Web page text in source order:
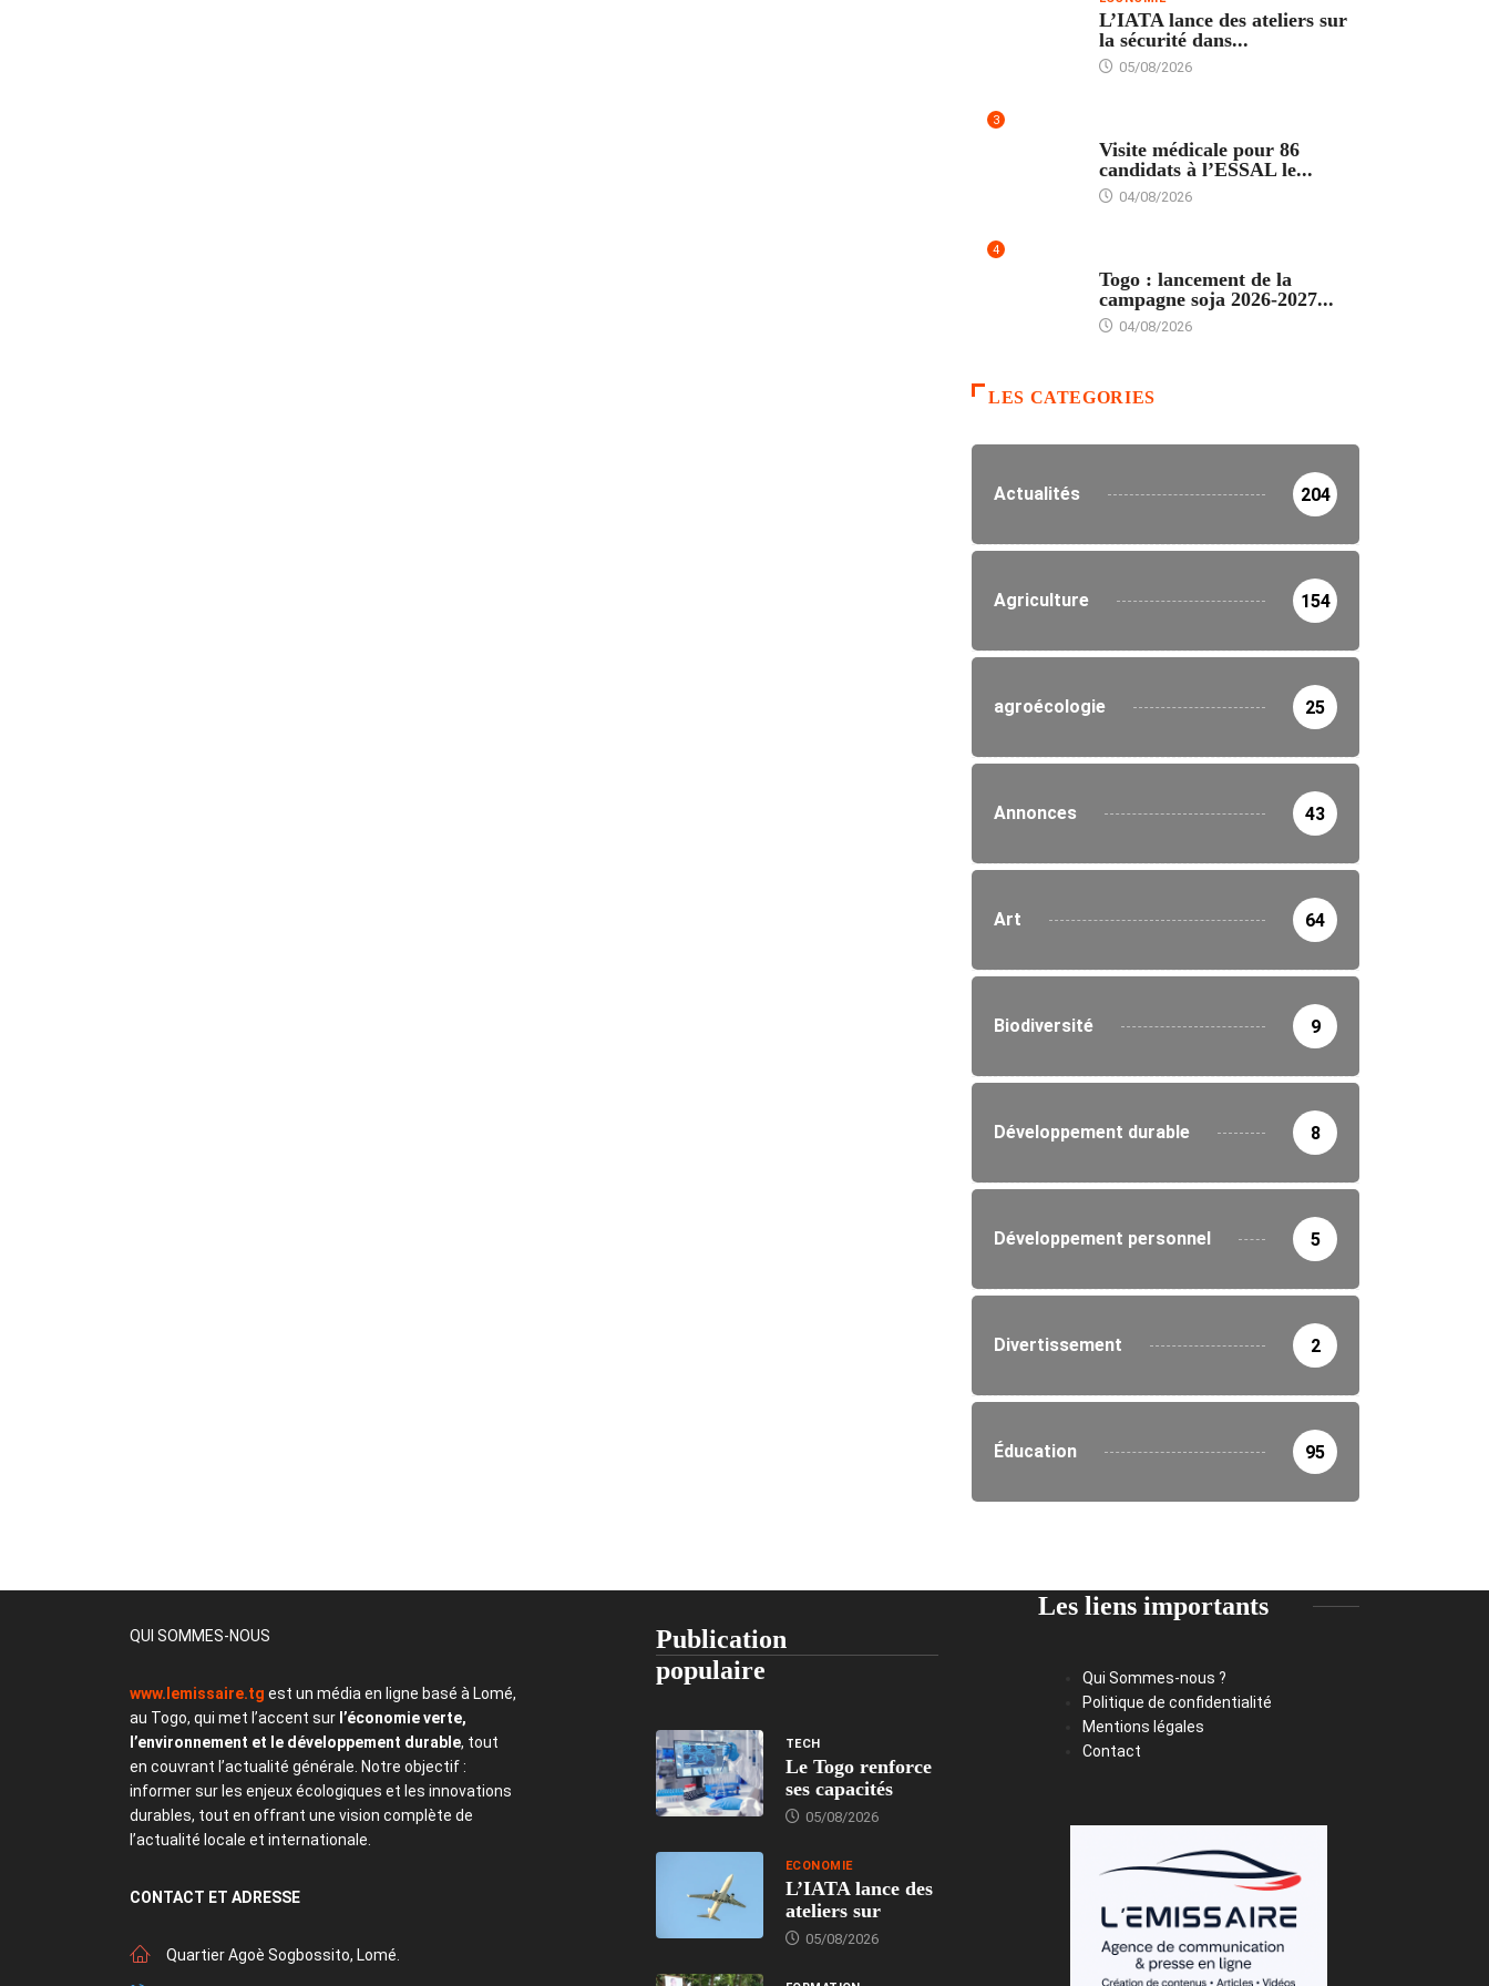
L’IATA lance des ateliers sur
la sécurité dans...
05/08/2026
3
Visite médicale pour 86
candidats à l’ESSAL le...
04/08/2026
4
Togo : lancement de la
campagne soja 2026-2027...
04/08/2026
LES CATEGORIES
Actualités 204
Agriculture 154
agroécologie 25
Annonces 43
Art 64
Biodiversité 9
Développement durable 8
Développement personnel 5
Divertissement 2
Éducation 95
QUI SOMMES-NOUS
www.lemissaire.tg est un média en ligne basé à Lomé,
au Togo, qui met l’accent sur l’économie verte,
l’environnement et le développement durable, tout
en couvrant l’actualité générale. Notre objectif :
informer sur les enjeux écologiques et les innovations
durables, tout en offrant une vision complète de
l’actualité locale et internationale.
CONTACT ET ADRESSE
Quartier Agoè Sogbossito, Lomé.
Publication
populaire
TECH
Le Togo renforce
ses capacités
05/08/2026
ECONOMIE
L’IATA lance des
ateliers sur
05/08/2026
Les liens importants
Qui Sommes-nous ?
Politique de confidentialité
Mentions légales
Contact